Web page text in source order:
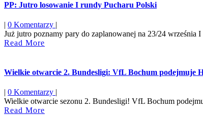
PP: Jutro losowanie I rundy Pucharu Polski
| 0 Komentarzy |
Już jutro poznamy pary do zaplanowanej na 23/24 września
Read More
Wielkie otwarcie 2. Bundesligi: VfL Bochum podejmuje
| 0 Komentarzy |
Wielkie otwarcie sezonu 2. Bundesligi! VfL Bochum
Read More